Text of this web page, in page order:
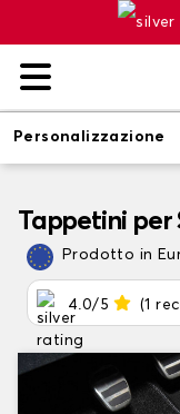
Personalizzazione
Tappetini per
Prodotto in
4.0/5 (1